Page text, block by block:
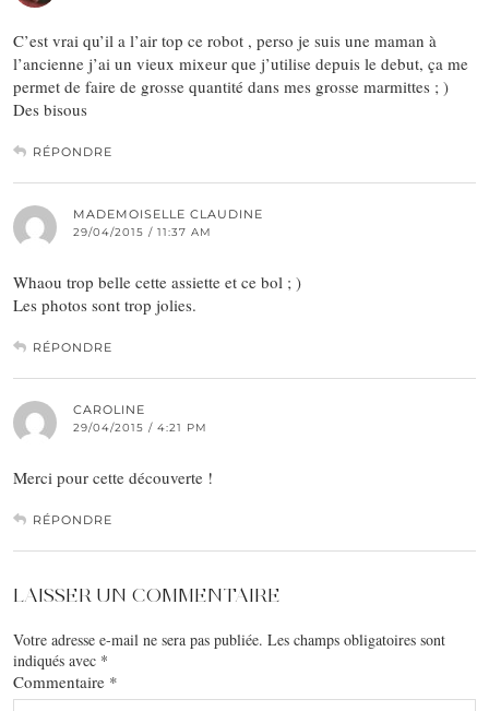
C’est vrai qu’il a l’air top ce robot , perso je suis une maman à
l’ancienne j’ai un vieux mixeur que j’utilise depuis le debut, ça me
permet de faire de grosse quantité dans mes grosse marmittes ; )
Des bisous
RÉPONDRE
MADEMOISELLE CLAUDINE
29/04/2015 / 11:37 AM
Whaou trop belle cette assiette et ce bol ; )
Les photos sont trop jolies.
RÉPONDRE
CAROLINE
29/04/2015 / 4:21 PM
Merci pour cette découverte !
RÉPONDRE
LAISSER UN COMMENTAIRE
Votre adresse e-mail ne sera pas publiée. Les champs obligatoires sont
indiqués avec *
Commentaire *